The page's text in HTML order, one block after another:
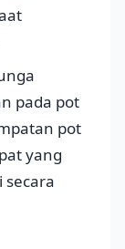
pada pot
pot
yang